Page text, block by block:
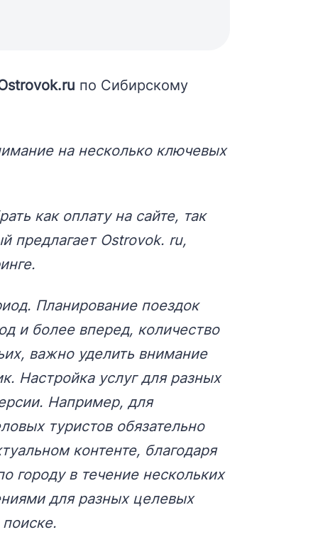
по Сибирскому
на несколько ключевых
как оплату на сайте, так
предлагает Ostrovok. ru,
Планирование поездок
и более вперед, количество
важно уделить внимание
Настройка услуг для разных
Например, для
туристов обязательно
контенте, благодаря
городу в течение нескольких
для разных целевых